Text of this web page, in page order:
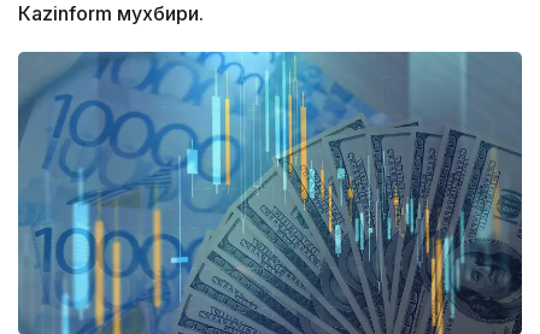
Кazinform мухбири.